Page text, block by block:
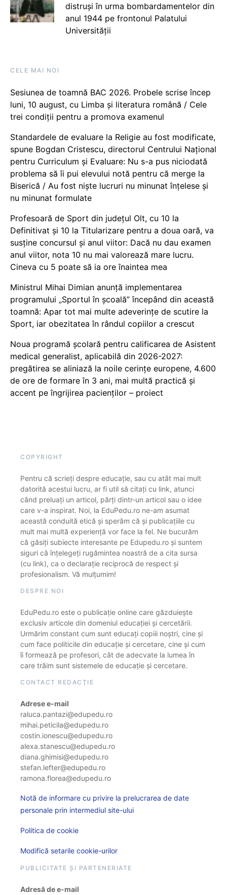
distruși în urma bombardamentelor din
anul 1944 pe frontonul Palatului
Universității
CELE MAI NOI
Sesiunea de toamnă BAC 2026. Probele scrise încep
luni, 10 august, cu Limba și literatura română / Cele
trei condiții pentru a promova examenul
Standardele de evaluare la Religie au fost modificate,
spune Bogdan Cristescu, directorul Centrului Național
pentru Curriculum și Evaluare: Nu s-a pus niciodată
problema să îi pui elevului notă pentru că merge la
Biserică / Au fost niște lucruri nu minunat înțelese și
nu minunat formulate
Profesoară de Sport din județul Olt, cu 10 la
Definitivat și 10 la Titularizare pentru a doua oară, va
susține concursul și anul viitor: Dacă nu dau examen
anul viitor, nota 10 nu mai valorează mare lucru.
Cineva cu 5 poate să ia ore înaintea mea
Ministrul Mihai Dimian anunță implementarea
programului „Sportul în școală” începând din această
toamnă: Apar tot mai multe adeverințe de scutire la
Sport, iar obezitatea în rândul copiilor a crescut
Noua programă școlară pentru calificarea de Asistent
medical generalist, aplicabilă din 2026-2027:
pregătirea se aliniază la noile cerințe europene, 4.600
de ore de formare în 3 ani, mai multă practică și
accent pe îngrijirea pacienților – proiect
COPYRIGHT
Pentru că scrieți despre educație, sau cu atât mai mult
datorită acestui lucru, ar fi util să citați cu link, atunci
când preluați un articol, părți dintr-un articol sau o idee
care v-a inspirat. Noi, la EduPedu.ro ne-am asumat
această conduită etică și sperăm că și publicațiile cu
mult mai multă experiență vor face la fel. Ne bucurăm
că găsiți subiecte interesante pe Edupedu.ro și suntem
siguri că înțelegeți rugămintea noastră de a cita sursa
(cu link), ca o declarație reciprocă de respect și
profesionalism. Vă mulțumim!
DESPRE NOI
EduPedu.ro este o publicație online care găzduiește
exclusiv articole din domeniul educației și cercetării.
Urmărim constant cum sunt educați copiii noștri, cine și
cum face politicile din educație și cercetare, cine și cum
îi formează pe profesori, cât de adecvate la lumea în
care trăim sunt sistemele de educație și cercetare.
CONTACT REDACȚIE
Adrese e-mail
raluca.pantazi@edupedu.ro
mihai.peticila@edupedu.ro
costin.ionescu@edupedu.ro
alexa.stanescu@edupedu.ro
diana.ghimisi@edupedu.ro
stefan.lefter@edupedu.ro
ramona.florea@edupedu.ro
Notă de informare cu privire la prelucrarea de date
personale prin intermediul site-ului
Politica de cookie
Modifică setarile cookie-urilor
PUBLICITATE ȘI PARTENERIATE
Adresă de e-mail